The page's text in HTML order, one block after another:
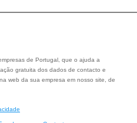
de Portugal, que o ajuda a
gratuita dos dados de contacto e
web da sua empresa em nosso site, de